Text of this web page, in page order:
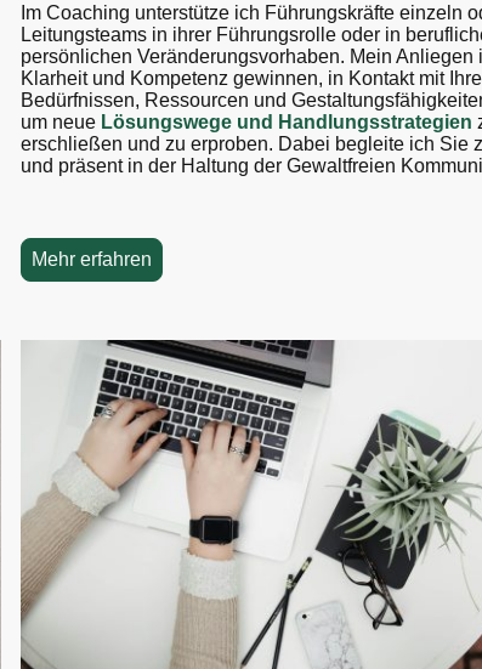
Im Coaching unterstütze ich Führungskräfte einzeln
Leitungsteams in ihrer Führungsrolle oder in
persönlichen Veränderungsvorhaben. Mein Anliegen
Klarheit und Kompetenz gewinnen, in Kontakt mit
Bedürfnissen, Ressourcen und
um neue Lösungswege und Handlungsstrategien
erschließen und zu erproben. Dabei begleite ich Sie
und präsent in der Haltung der Gewaltfreien
Mehr erfahren